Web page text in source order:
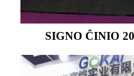
SIGNO ĈINIO